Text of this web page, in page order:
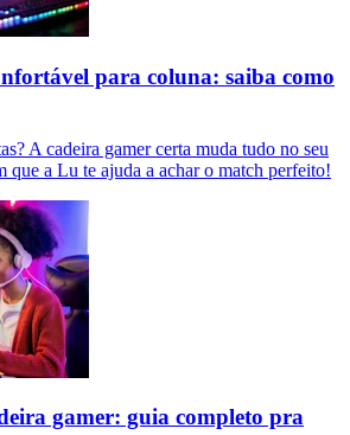
para coluna: saiba como
A cadeira gamer certa muda tudo no seu
que a Lu te ajuda a achar o match perfeito!
gamer: guia completo pra